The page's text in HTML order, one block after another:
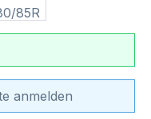
anmelden